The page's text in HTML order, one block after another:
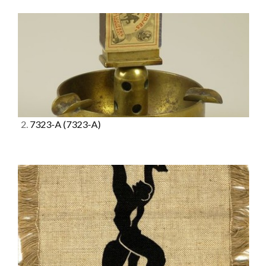
2. 7323-A(7323-A)